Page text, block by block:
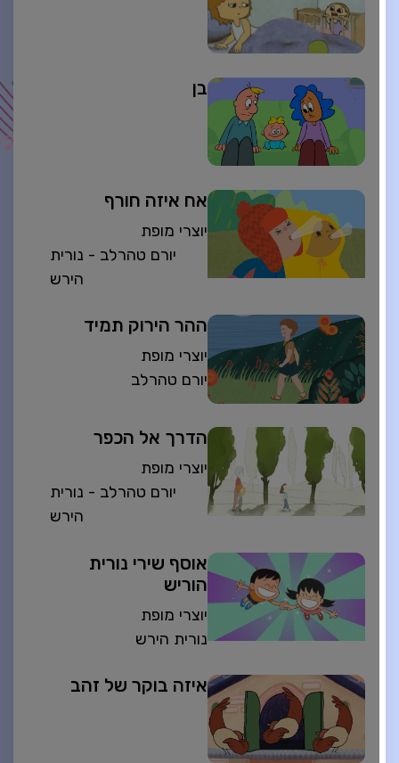
בן
אח איזה חורף
יוצרי מופת
יורם טהרלב - נורית
הירש
ההר הירוק תמיד
יוצרי מופת
יורם טהרלב
הדרך אל הכפר
יוצרי מופת
יורם טהרלב - נורית
הירש
אוסף שירי נורית
הוריש
יוצרי מופת
נורית הירש
איזה בוקר של זהב